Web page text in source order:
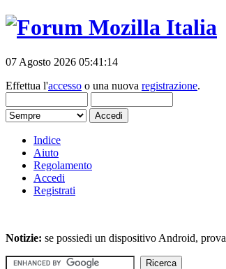
07 Agosto 2026 05:41:14
Effettua l'accesso o una nuova registrazione.
Indice
Aiuto
Regolamento
Accedi
Registrati
Notizie: se possiedi un dispositivo Android, prova